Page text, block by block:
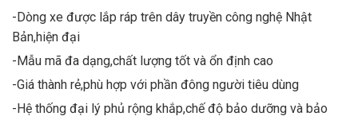
-Dòng xe được lắp ráp trên dây truyền công nghệ Nhật
Bản,hiện đại
-Mẫu mã đa dạng,chất lượng tốt và ổn định cao
-Giá thành rẻ,phù hợp với phần đông người tiêu dùng
-Hệ thống đại lý phủ rộng khắp,chế độ bảo dưỡng và bảo